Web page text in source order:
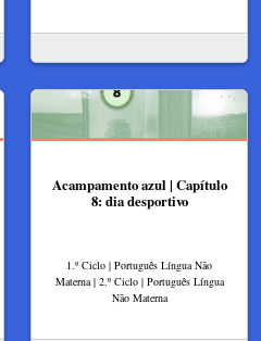
Acampamento azul | Capítulo
8: dia desportivo
1.º Ciclo | Português Língua Não
Materna | 2.º Ciclo | Português Língua
Não Materna